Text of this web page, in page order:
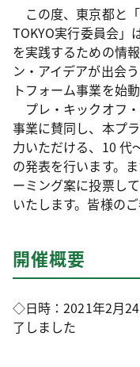
この度、東京都と
TOKYO実行委員会」
を実践するための情
ン・アイデアが出会
トフォーム事業を始
プレ・キックオフ
事業に賛同し、本プ
力いただける、10 代
の発表を行います。
ーミング案に投票し
いたします。皆様の
開催概要
◇日時：2021年2月
了しました